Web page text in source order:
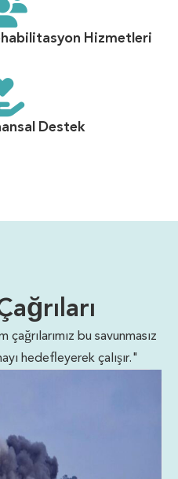
Hizmetleri
Destek
bu savunmasız
hedefleyerek çalışır."